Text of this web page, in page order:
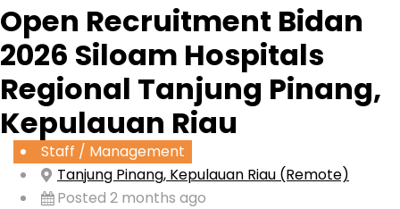
Open Recruitment Bidan
2026 Siloam Hospitals
Regional Tanjung Pinang,
Kepulauan Riau
Staff / Management
Tanjung Pinang, Kepulauan Riau (Remote)
Posted 2 months ago